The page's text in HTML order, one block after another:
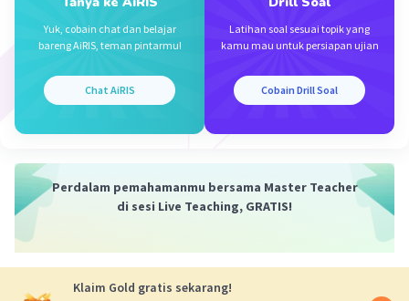
Beri Rating (1 Balas
Jawaban terverifikasi
Gupi = 15.000
Yuk, cobain chat dan belajar
bareng AiRIS, teman pintarmu!
Chat AiRIS
Latihan soal sesuai topik yang
kamu mau untuk persiapan ujian
Cobain Drill Soal
Perdalam pemahamanmu bersama Master Teacher
di sesi Live Teaching, GRATIS!
Klaim Gold gratis sekarang!